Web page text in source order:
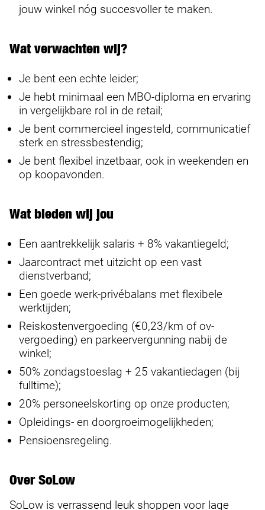
jouw winkel nóg succesvoller te maken.
Wat verwachten wij?
Je bent een echte leider;
Je hebt minimaal een MBO-diploma en ervaring
in vergelijkbare rol in de retail;
Je bent commercieel ingesteld, communicatief
sterk en stressbestendig;
Je bent flexibel inzetbaar, ook in weekenden en
op koopavonden.
Wat bieden wij jou
Een aantrekkelijk salaris + 8% vakantiegeld;
Jaarcontract met uitzicht op een vast
dienstverband;
Een goede werk-privébalans met flexibele
werktijden;
Reiskostenvergoeding (€0,23/km of ov-
vergoeding) en parkeervergunning nabij de
winkel;
50% zondagstoeslag + 25 vakantiedagen (bij
fulltime);
20% personeelskorting op onze producten;
Opleidings- en doorgroeimogelijkheden;
Pensioensregeling.
Over SoLow
SoLow is verrassend leuk shoppen voor lage